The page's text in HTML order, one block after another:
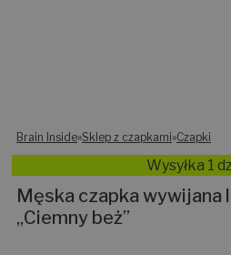
Brain Inside»Sklep z czapkami»Czapki
Wysyłka 1
Męska czapka wywijana
„Ciemny beż”